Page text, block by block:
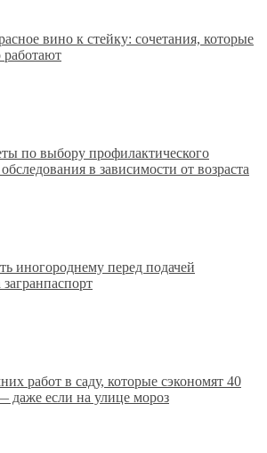
вино к стейку: сочетания, которые
работают
по выбору профилактического
в зависимости от возраста
иногороднему перед подачей
работ в саду, которые сэкономят 40
даже если на улице мороз